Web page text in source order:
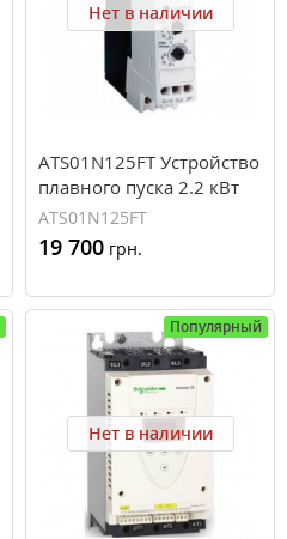
Нет в наличии
ATS01N125FT Устройство
плавного пуска 2.2 кВт
Schneider Electric ATS01
ATS01N125FT
19 700 грн.
Популярный
Нет в наличии